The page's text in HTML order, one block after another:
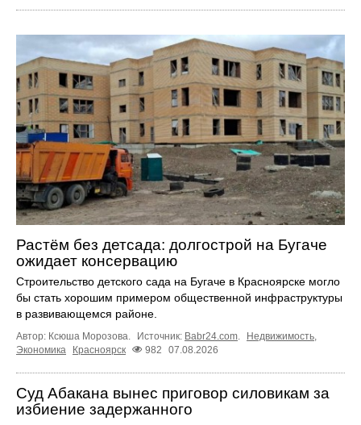
Растём без детсада: долгострой на Бугаче
ожидает консервацию
Строительство детского сада на Бугаче в Красноярске могло
бы стать хорошим примером общественной инфраструктуры
в развивающемся районе.
Автор: Ксюша Морозова. Источник: Babr24.com. Недвижимость,
Экономика
Красноярск 982 07.08.2026
Суд Абакана вынес приговор силовикам за
избиение задержанного